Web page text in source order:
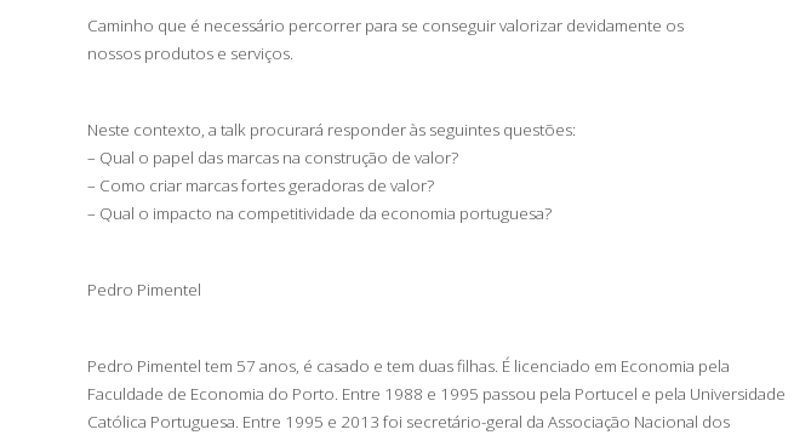
Caminho que é necessário percorrer para se conseguir valorizar devidamente os
nossos produtos e serviços.
Neste contexto, a talk procurará responder às seguintes questões:
– Qual o papel das marcas na construção de valor?
– Como criar marcas fortes geradoras de valor?
– Qual o impacto na competitividade da economia portuguesa?
Pedro Pimentel
Pedro Pimentel tem 57 anos, é casado e tem duas filhas. É licenciado em Economia pela
Faculdade de Economia do Porto. Entre 1988 e 1995 passou pela Portucel e pela Universidade
Católica Portuguesa. Entre 1995 e 2013 foi secretário-geral da Associação Nacional dos